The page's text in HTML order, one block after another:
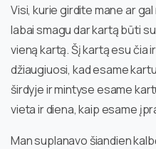
Visi, kurie girdite mane ar
labai smagu dar kartą būti
vieną kartą. Šį kartą esu čia
džiaugiuosi, kad esame
širdyje ir mintyse esame
vieta ir diena, kaip esame
Man suplanavo šiandien